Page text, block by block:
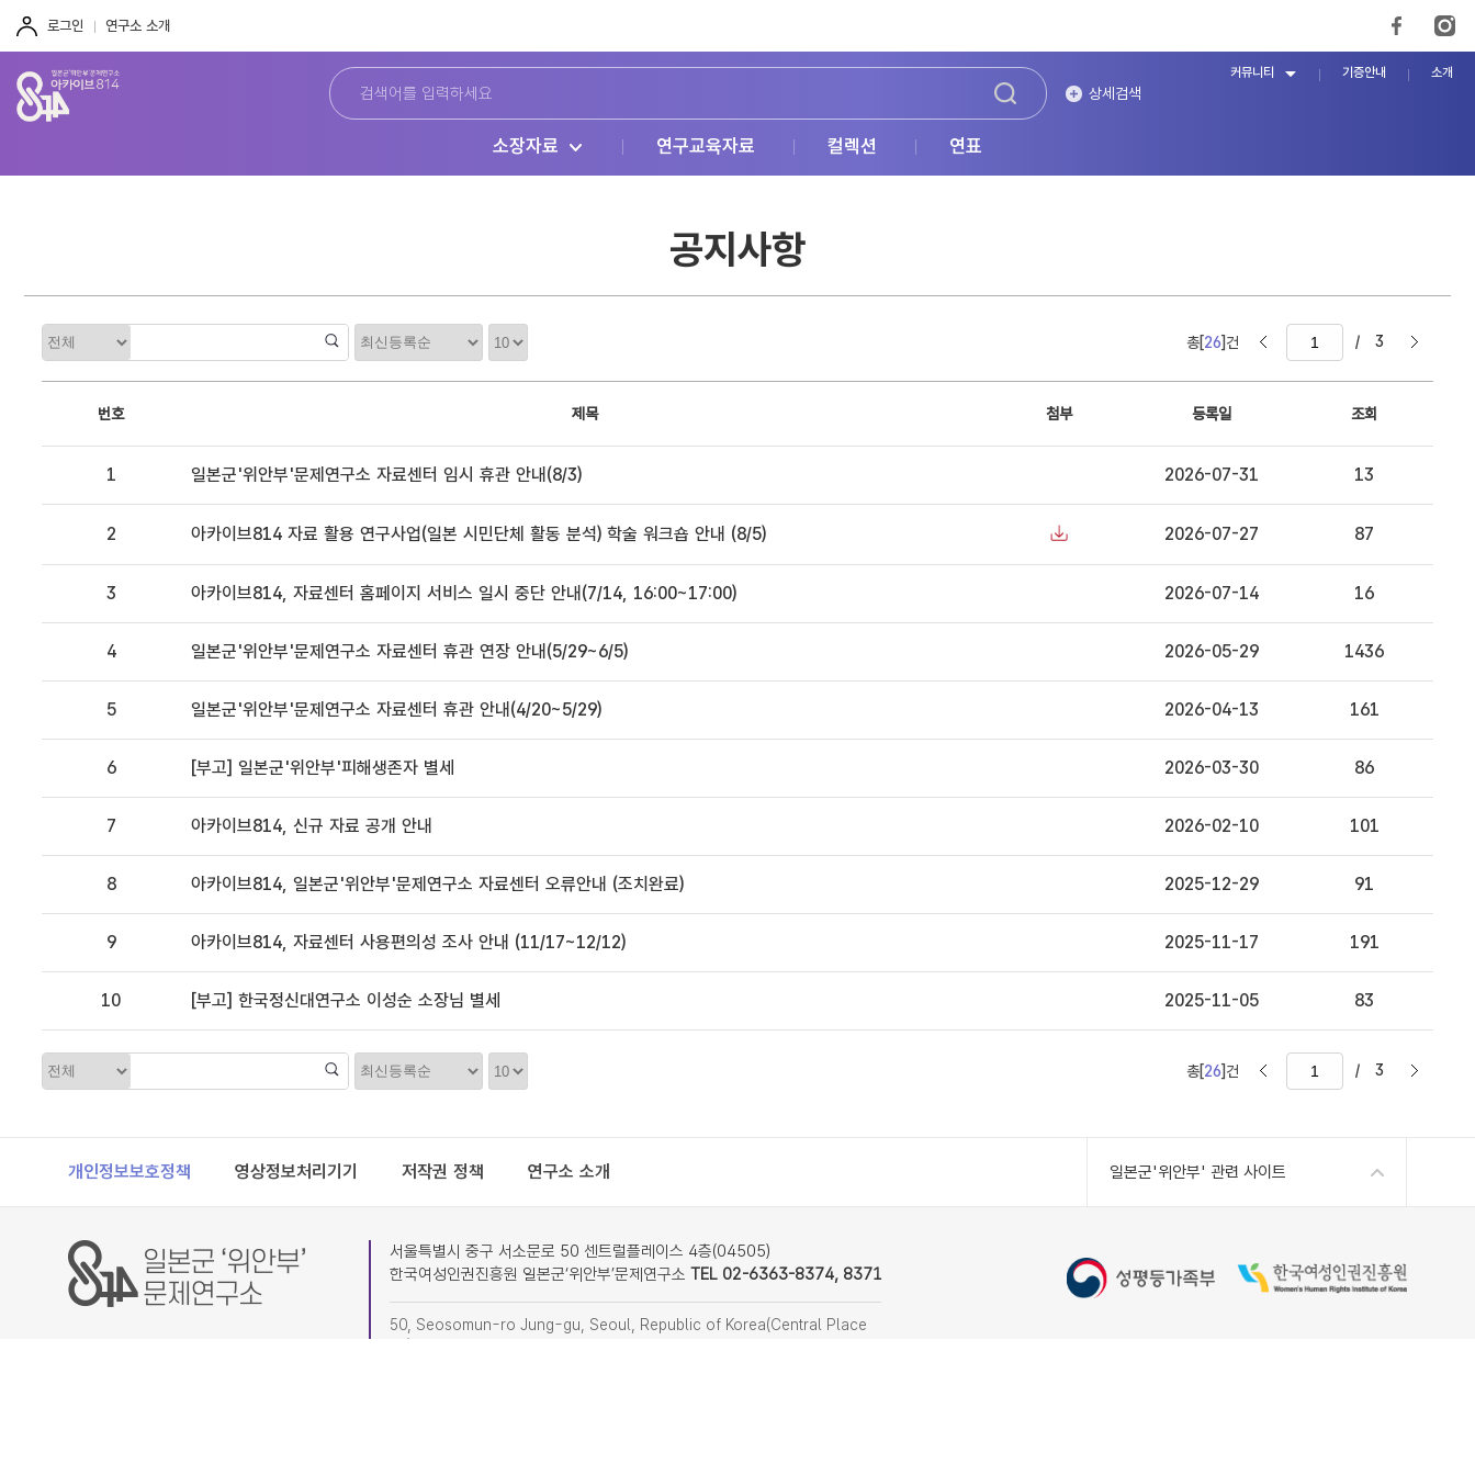
로그인 연구소 소개
상세검색
소장자료 연구교육자료 컬렉션 연표
커뮤니티 기증안내 소개
공지사항
카
고
리
정
렬
정
렬
갯
수
총[26]건 / 3
번호 제목 첨부 등록일 조회
1 일본군'위안부'문제연구소 자료센터 임시 휴관 안내(8/3) 2026-07-31 13
2 아카이브814 자료 활용 연구사업(일본 시민단체 활동 분석) 학술 워크숍 안내 (8/5) 2026-07-27 87
3 아카이브814, 자료센터 홈페이지 서비스 일시 중단 안내(7/14, 16:00~17:00) 2026-07-14 16
4 일본군'위안부'문제연구소 자료센터 휴관 연장 안내(5/29~6/5) 2026-05-29 1436
5 일본군'위안부'문제연구소 자료센터 휴관 안내(4/20~5/29) 2026-04-13 161
6 [부고] 일본군'위안부'피해생존자 별세 2026-03-30 86
7 아카이브814, 신규 자료 공개 안내 2026-02-10 101
8 아카이브814, 일본군'위안부'문제연구소 자료센터 오류안내 (조치완료) 2025-12-29 91
9 아카이브814, 자료센터 사용편의성 조사 안내 (11/17~12/12) 2025-11-17 191
10 [부고] 한국정신대연구소 이성순 소장님 별세 2025-11-05 83
카
고
정
렬
정
렬
갯
총[26]건 / 3
Footer
개인정보보호정책 영상정보처리기기 저작권 정책 연구소 소개 일본군'위안부' 관련 사이트
서울특별시 중구 서소문로 50 센트럴플레이스 4층(04505)
한국여성인권진흥원 일본군‘위안부’문제연구소 TEL 02-6363-8374, 8371
50, Seosomun-ro Jung-gu, Seoul, Republic of Korea(Central Place